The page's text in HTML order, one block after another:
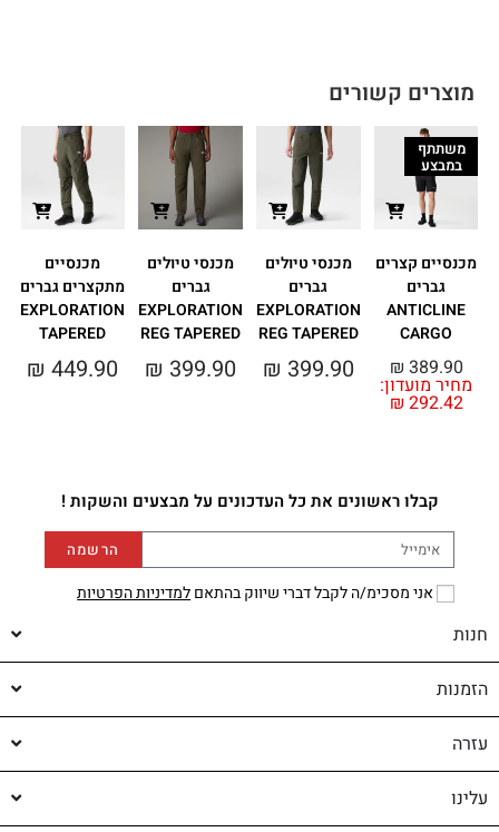
מוצרים קשורים
משתתף
במבצע
מכנסיים קצרים
גברים
ANTICLINE
CARGO
מחיר מועדון:
₪ 292.42
₪ 389.90
מכנסי טיולים
גברים
EXPLORATION
REG TAPERED
₪ 399.90
מכנסי טיולים
גברים
EXPLORATION
REG TAPERED
₪ 399.90
מכנסיים
מתקצרים גברים
EXPLORATION
TAPERED
₪ 449.90
קבלו ראשונים את כל העדכונים על מבצעים והשקות !
אני מסכימ/ה לקבל דברי שיווק בהתאםלמדיניות הפרטיות
הרשמה
חנות
הזמנות
עזרה
עלינו